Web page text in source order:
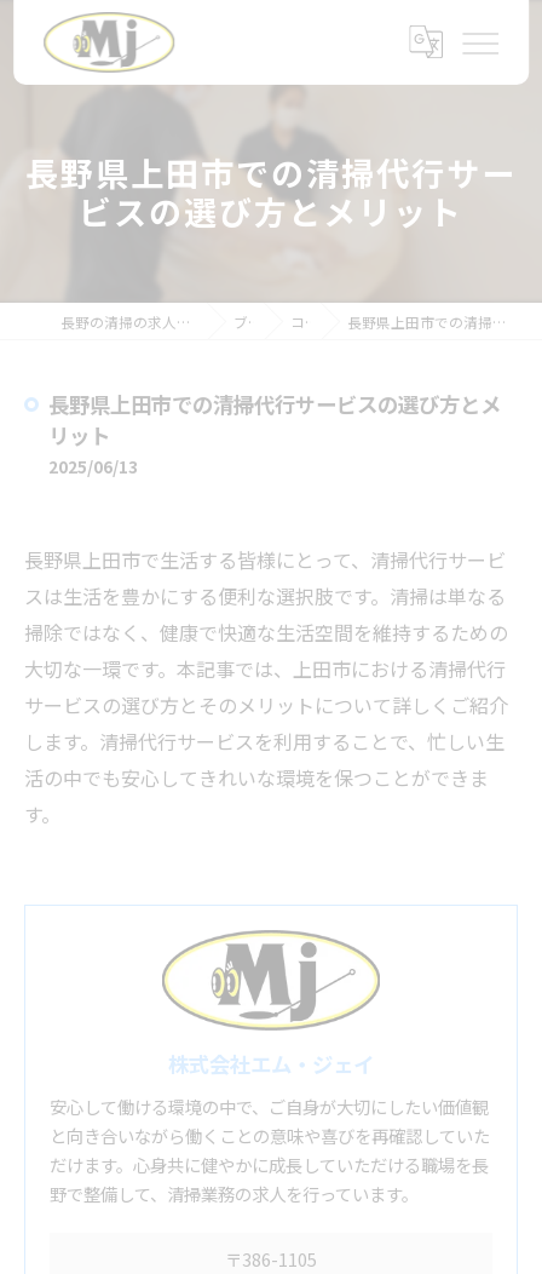
長野県上田市での清掃代行サー
ビスの選び方とメリット
長野の清掃の求人なら株式会社エム・ジェイ ブログ コラム 長野県上田市での清掃代行サービスの選び方とメリット
長野県上田市での清掃代行サービスの選び方とメ
リット
2025/06/13
長野県上田市で生活する皆様にとって、清掃代行サービ
スは生活を豊かにする便利な選択肢です。清掃は単なる
掃除ではなく、健康で快適な生活空間を維持するための
大切な一環です。本記事では、上田市における清掃代行
サービスの選び方とそのメリットについて詳しくご紹介
します。清掃代行サービスを利用することで、忙しい生
活の中でも安心してきれいな環境を保つことができま
す。
株式会社エム・ジェイ
安心して働ける環境の中で、ご自身が大切にしたい価値観
と向き合いながら働くことの意味や喜びを再確認していた
だけます。心身共に健やかに成長していただける職場を長
野で整備して、清掃業務の求人を行っています。
〒386-1105